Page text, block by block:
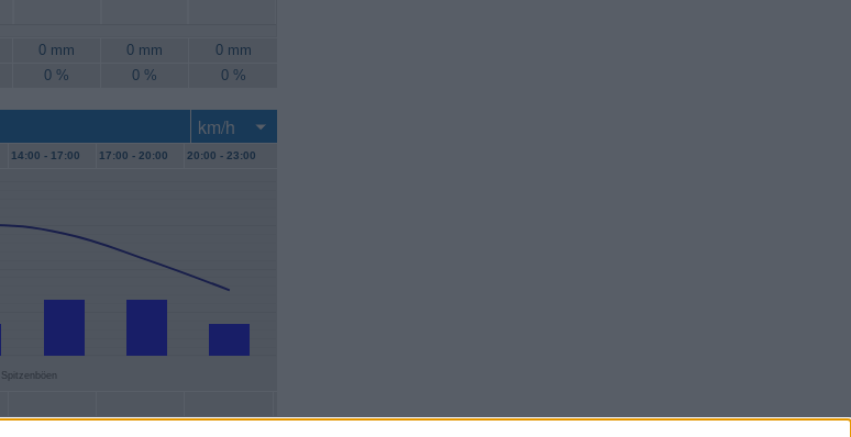
0 mm 0 mm
0 mm
0 % 0 % 0 %
14:00 - 17:00 17:00 - 20:00 20:00 - 23:00
Spitzenböen